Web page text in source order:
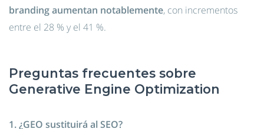
branding aumentan notablemente, con incrementos
entre el 28 % y el 41 %.
Preguntas frecuentes sobre
Generative Engine Optimization
1. ¿GEO sustituirá al SEO?